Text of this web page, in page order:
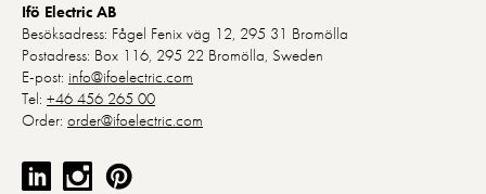
Ifö Electric AB
Besöksadress: Fågel Fenix väg 12, 295 31 Bromölla
Postadress: Box 116, 295 22 Bromölla, Sweden
E-post: info@ifoelectric.com
Tel: +46 456 265 00
Order: order@ifoelectric.com